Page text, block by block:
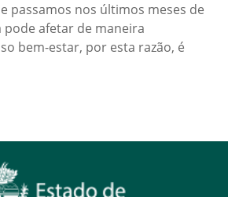
passamos nos últimos meses de
afetar de maneira
bem-estar, por esta razão, é